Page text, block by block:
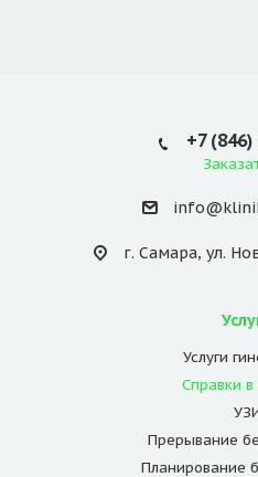
+7
г. Самара, ул.
Услуги
Справки
Прерывание
Планирование